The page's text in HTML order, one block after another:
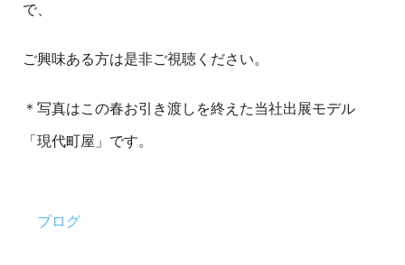
で、
ご興味ある方は是非ご視聴ください。
＊写真はこの春お引き渡しを終えた当社出展モデル
「現代町屋」です。
ブログ